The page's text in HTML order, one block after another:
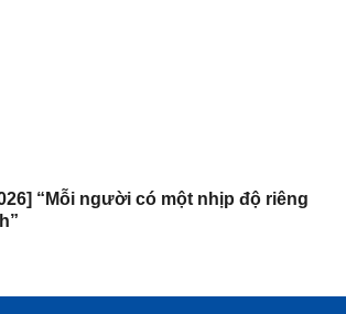
“Mỗi người có một nhịp độ riêng